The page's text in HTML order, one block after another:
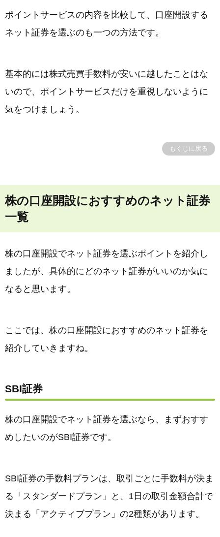
ポイントサービスの内容を比較して、口座開設する
ネット証券を選ぶのも一つの方法です。
基本的には株式売買手数料が安いに越したことはな
いので、ポイントサービスだけを重視しないように
気をつけましょう。
もくじに戻る
株の口座開設におすすめのネット証券
一覧
株の口座開設でネット証券を選ぶポイントを紹介し
ましたが、具体的にどのネット証券がいいのか気に
なると思います。
ここでは、株の口座開設におすすめのネット証券を
紹介していきますね。
SBI証券
株の口座開設でネット証券を選ぶなら、まずおすす
めしたいのがSBI証券です。
SBI証券の手数料プランは、取引ごとに手数料が決ま
る「スタンダードプラン」と、1日の取引金額合計で
決まる「アクティブプラン」の2種類があります。